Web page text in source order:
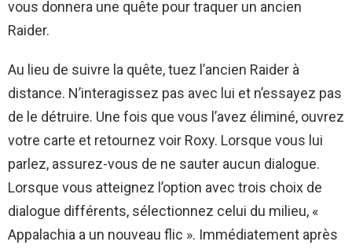
vous donnera une quête pour traquer un ancien
Raider.
Au lieu de suivre la quête, tuez l’ancien Raider à
distance. N’interagissez pas avec lui et n’essayez pas
de le détruire. Une fois que vous l’avez éliminé, ouvrez
votre carte et retournez voir Roxy. Lorsque vous lui
parlez, assurez-vous de ne sauter aucun dialogue.
Lorsque vous atteignez l’option avec trois choix de
dialogue différents, sélectionnez celui du milieu, «
Appalachia a un nouveau flic ». Immédiatement après